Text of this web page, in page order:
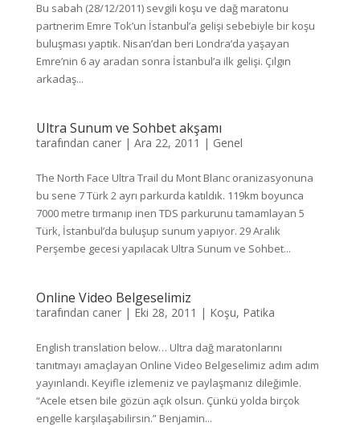
Bu sabah (28/12/2011) sevgili koşu ve dağ maratonu
partnerim Emre Tok’un İstanbul’a gelişi sebebiyle bir koşu
buluşması yaptık. Nisan’dan beri Londra’da yaşayan
Emre’nin 6 ay aradan sonra İstanbul’a ilk gelişi. Çılgın
arkadaş...
Ultra Sunum ve Sohbet akşamı
tarafından caner| Ara 22, 2011 | Genel
The North Face Ultra Trail du Mont Blanc oranizasyonuna
bu sene 7 Türk 2 ayrı parkurda katıldık. 119km boyunca
7000 metre tırmanıp inen TDS parkurunu tamamlayan 5
Türk, İstanbul’da buluşup sunum yapıyor. 29 Aralık
Perşembe gecesi yapılacak Ultra Sunum ve Sohbet...
Online Video Belgeselimiz
tarafından caner| Eki 28, 2011 | Koşu, Patika
English translation below… Ultra dağ maratonlarını
tanıtmayı amaçlayan Online Video Belgeselimiz adım adım
yayınlandı. Keyifle izlemeniz ve paylaşmanız dileğimle.
“Acele etsen bile gözün açık olsun. Çünkü yolda birçok
engelle karşılaşabilirsin.” Benjamin...